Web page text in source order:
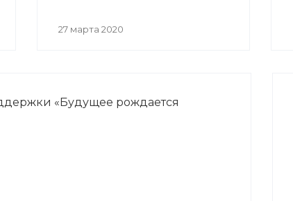
27 марта 2020
«Будущее рождается